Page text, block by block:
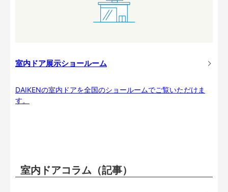
室内ドア展示ショールーム
DAIKENの室内ドアを全国のショールームでご覧いただけま
す。
室内ドアコラム（記事）